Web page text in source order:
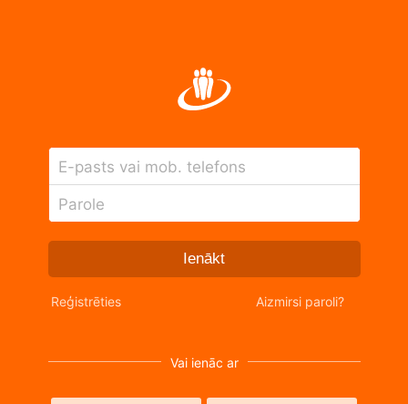
E-pasts vai mob. telefons
Parole
Ienākt
Reģistrēties Aizmirsi paroli?
Vai ienāc ar